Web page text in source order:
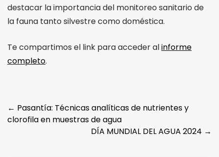
destacar la importancia del monitoreo sanitario de
la fauna tanto silvestre como doméstica.
Te compartimos el link para acceder alinforme
completo.
Post
navigation
← Pasantía: Técnicas analíticas de nutrientes y
clorofila en muestras de agua
DÍA MUNDIAL DEL AGUA 2024 →